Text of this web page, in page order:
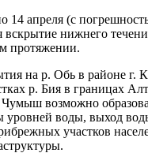
14 апреля (с
вскрытие нижнего
протяжении.
на р. Обь в районе г.
р. Бия в границах
возможно
уровней воды, выход
участков